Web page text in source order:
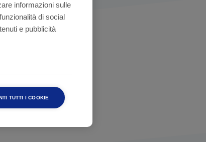
informazioni sulle
di social
e pubblicità
TUTTI I COOKIE